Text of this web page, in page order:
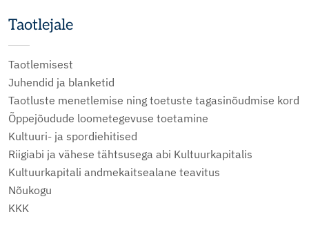
Taotlejale
Taotlemisest
Juhendid ja blanketid
Taotluste menetlemise ning toetuste tagasinõudmise kord
Õppejõudude loometegevuse toetamine
Kultuuri- ja spordiehitised
Riigiabi ja vähese tähtsusega abi Kultuurkapitalis
Kultuurkapitali andmekaitsealane teavitus
Nõukogu
KKK